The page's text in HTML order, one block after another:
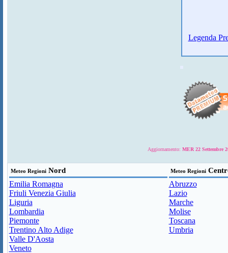
Legenda
Aggiornamento: MER 22 Settembre
Meteo RegioniNord Meteo Regioni
Emilia Romagna
Friuli Venezia Giulia
Liguria
Lombardia
Piemonte
Trentino Alto Adige
Valle D'Aosta
Veneto
Abruzzo
Lazio
Marche
Molise
Toscana
Umbria